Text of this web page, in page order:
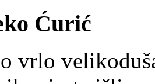
Ćurić
vrlo